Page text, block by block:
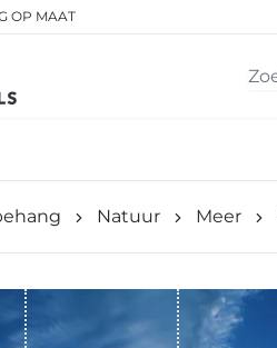
OP MAAT
Natuur Meer